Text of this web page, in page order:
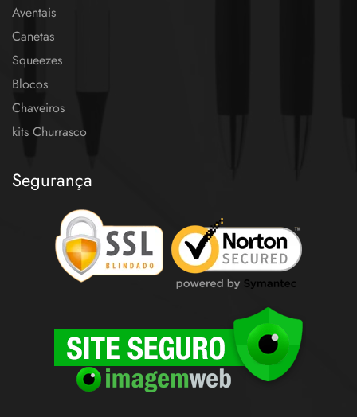
Aventais
Canetas
Squeezes
Blocos
Chaveiros
kits Churrasco
Segurança